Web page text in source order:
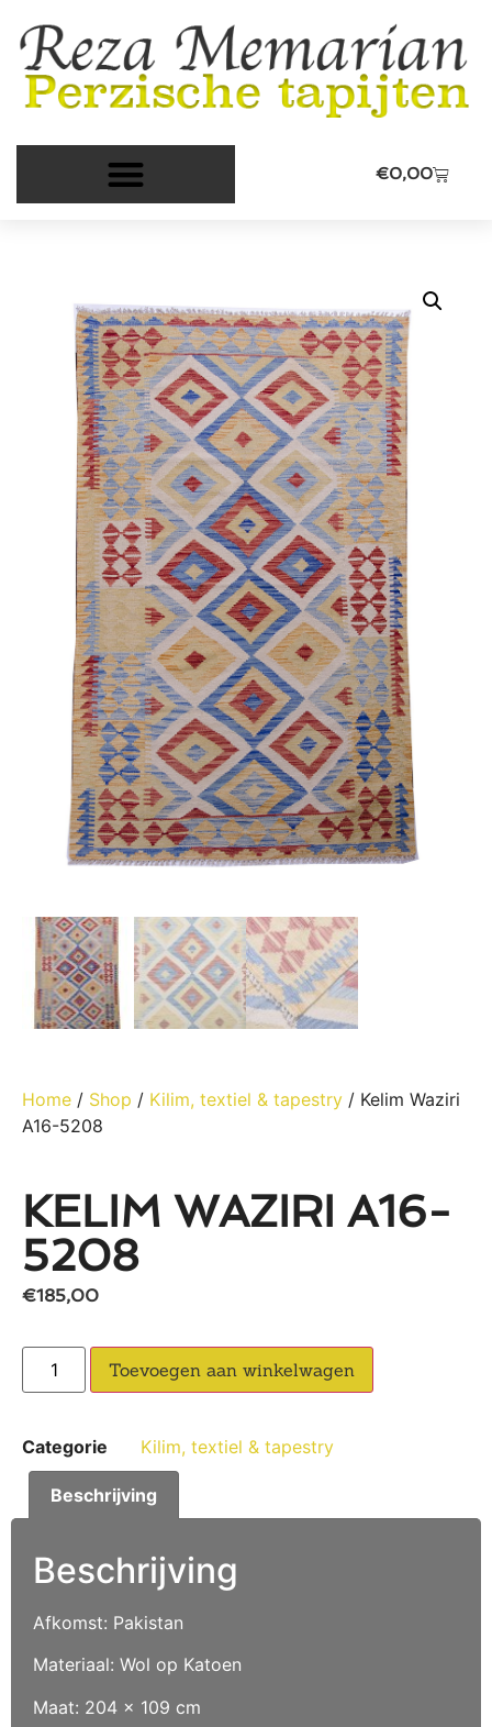
€0,00
Home / Shop / Kilim, textiel & tapestry / Kelim Waziri
A16-5208
KELIM WAZIRI A16-
5208
€185,00
Toevoegen aan winkelwagen
Categorie Kilim, textiel & tapestry
Beschrijving
Beschrijving
Afkomst: Pakistan
Materiaal: Wol op Katoen
Maat: 204 x 109 cm